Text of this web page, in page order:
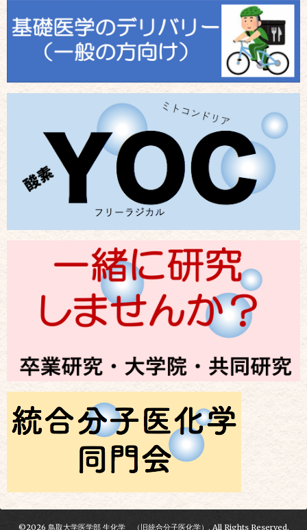
©2026 鳥取大学医学部 生化学 （旧統合分子医化学） . All Rights Reserved.